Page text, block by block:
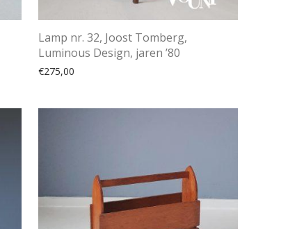
Lamp nr. 32, Joost Tomberg,
Luminous Design, jaren ’80
€275,00